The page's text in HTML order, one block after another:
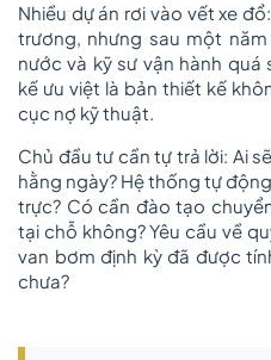
Nhiều dự án rơi vào vết xe
trương, nhưng sau một
nước và kỹ sư vận hành
kế ưu việt là bản thiết kế
cục nợ kỹ thuật.
Chủ đầu tư cần tự trả lời: Ai
hằng ngày? Hệ thống tự
trực? Có cần đào tạo
tại chỗ không? Yêu cầu về
van bơm định kỳ đã được
chưa?